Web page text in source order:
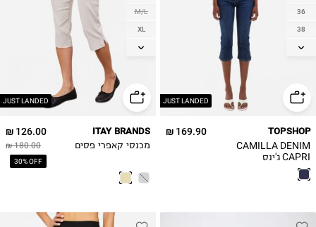
JUST LANDED
36
38
40
169.90 ₪ TOPSHOP
CAMILLA DENIM
CAPRI ג'ינס
JUST LANDED
M/L
XL
2XL
126.00 ₪
180.00 ₪
30% OFF
ITAY BRANDS
מכנסי קאפרי פסים